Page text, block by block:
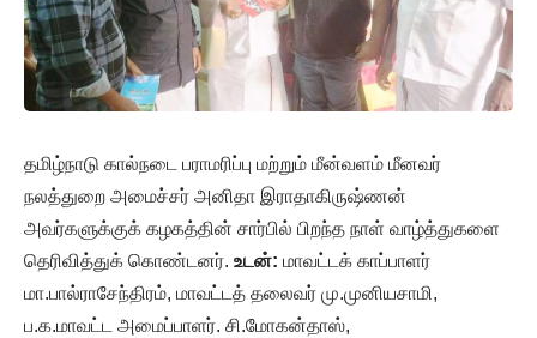
தமிழ்நாடு கால்நடை பராமரிப்பு மற்றும் மீன்வளம் மீனவர்
நலத்துறை அமைச்சர் அனிதா இராதாகிருஷ்ணன்
அவர்களுக்குக் கழகத்தின் சார்பில் பிறந்த நாள் வாழ்த்துகளை
தெரிவித்துக் கொண்டனர். உடன்: மாவட்டக் காப்பாளர்
மா.பால்ராசேந்திரம், மாவட்டத் தலைவர் மு.முனியசாமி,
ப.க.மாவட்ட அமைப்பாளர். சி.மோகன்தாஸ்,